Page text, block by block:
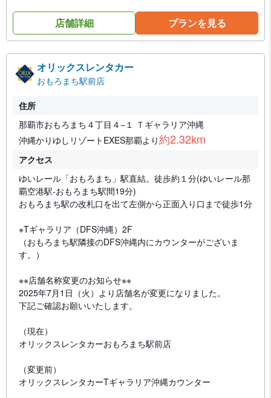
店舗詳細 プランを見る
オリックスレンタカー
おもろまち駅前店
住所
那覇市おもろまち４丁目４−１ Ｔギャラリア沖縄
沖縄かりゆしリゾートEXES那覇より約2.32km
アクセス
ゆいレール「おもろまち」駅直結。徒歩約１分(ゆいレール那
覇空港駅-おもろまち駅間19分)
おもろまち駅の改札口を出て左側から正面入り口まで徒歩1分
※Tギャラリア（DFS沖縄）2F
（おもろまち駅隣接のDFS沖縄内にカウンターがございま
す。）
※※店舗名称変更のお知らせ※※
2025年7月1日（火）より店舗名が変更になりました。
下記ご確認お願いいたします。
（現在）
オリックスレンタカーおもろまち駅前店
（変更前）
オリックスレンタカーTギャラリア沖縄カウンター